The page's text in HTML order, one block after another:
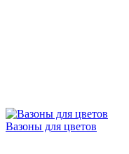
Вазоны для цветов